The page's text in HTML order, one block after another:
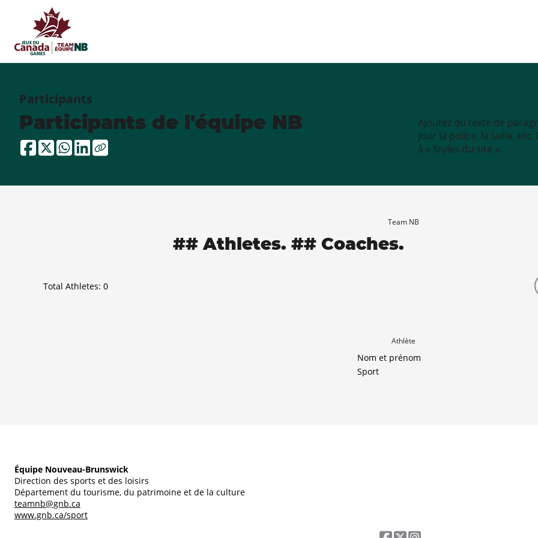
Participants
Participants de l'équipe NB
Ajoutez du texte de
jour la police, la taille,
à « Styles du site ».
Team NB
## Athletes. ## Coaches.
Total Athletes: 0
Athlète
Nom et prénom
Sport
Équipe Nouveau-Brunswick
Direction des sports et des loisirs
Département du tourisme, du patrimoine et de la culture
teamnb@gnb.ca
www.gnb.ca/sport